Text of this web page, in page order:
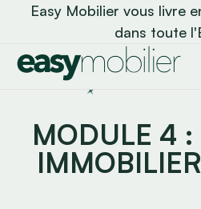
Easy Mobilier vous livre
dans toute
MODULE 4 :